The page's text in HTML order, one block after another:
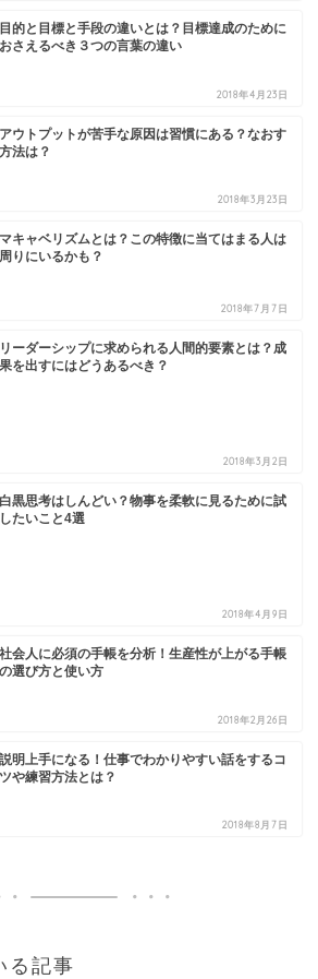
目的と目標と手段の違いとは？目標達成のために
おさえるべき３つの言葉の違い
2018年4月23日
アウトプットが苦手な原因は習慣にある？なおす
方法は？
2018年3月23日
マキャベリズムとは？この特徴に当てはまる人は
周りにいるかも？
2018年7月7日
リーダーシップに求められる人間的要素とは？成
果を出すにはどうあるべき？
2018年3月2日
白黒思考はしんどい？物事を柔軟に見るために試
したいこと4選
2018年4月9日
社会人に必須の手帳を分析！生産性が上がる手帳
の選び方と使い方
2018年2月26日
説明上手になる！仕事でわかりやすい話をするコ
ツや練習方法とは？
2018年8月7日
る記事